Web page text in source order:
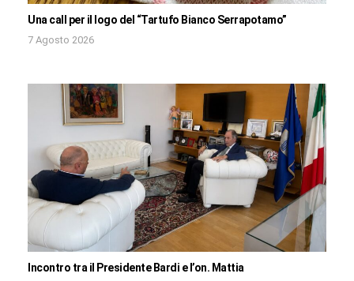
Una call per il logo del “Tartufo Bianco Serrapotamo”
7 Agosto 2026
Incontro tra il Presidente Bardi e l’on. Mattia